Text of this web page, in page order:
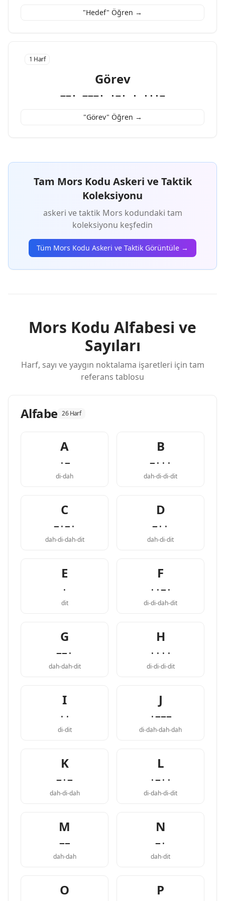
"Hedef" Öğren →
1 Harf
Görev
−−· −−−· ·−· · ···−
"Görev" Öğren →
Tam Mors Kodu Askeri ve Taktik
Koleksiyonu
askeri ve taktik Mors kodundaki tam
koleksiyonu keşfedin
Tüm Mors Kodu Askeri ve Taktik Görüntüle →
Mors Kodu Alfabesi ve
Sayıları
Harf, sayı ve yaygın noktalama işaretleri için tam
referans tablosu
Alfabe 26 Harf
A
·−
di-dah
B
−···
dah-di-di-dit
C
−·−·
dah-di-dah-dit
D
−··
dah-di-dit
E
·
dit
F
··−·
di-di-dah-dit
G
−−·
dah-dah-dit
H
····
di-di-di-dit
I
··
di-dit
J
·−−−
di-dah-dah-dah
K
−·−
dah-di-dah
L
·−··
di-dah-di-dit
M
−−
dah-dah
N
−·
dah-dit
O P